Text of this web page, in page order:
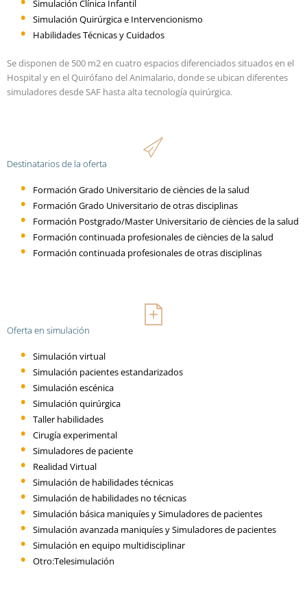
Simulación Clínica Infantil
Simulación Quirúrgica e Intervencionismo
Habilidades Técnicas y Cuidados
Se disponen de 500 m2 en cuatro espacios diferenciados situados en el
Hospital y en el Quirófano del Animalario, donde se ubican diferentes
simuladores desde SAF hasta alta tecnología quirúrgica.
Destinatarios de la oferta
Formación Grado Universitario de ciències de la salud
Formación Grado Universitario de otras disciplinas
Formación Postgrado/Master Universitario de ciències de la salud
Formación continuada profesionales de ciències de la salud
Formación continuada profesionales de otras disciplinas
Oferta en simulación
Simulación virtual
Simulación pacientes estandarizados
Simulación escénica
Simulación quirúrgica
Taller habilidades
Cirugía experimental
Simuladores de paciente
Realidad Virtual
Simulación de habilidades técnicas
Simulación de habilidades no técnicas
Simulación básica maniquíes y Simuladores de pacientes
Simulación avanzada maniquíes y Simuladores de pacientes
Simulación en equipo multidisciplinar
Otro:Telesimulación